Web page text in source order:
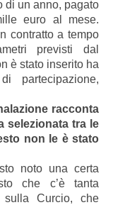
di un anno, pagato
euro al mese.
contratto a tempo
previsti dal
è stato inserito ha
partecipazione,
racconta
selezionata tra le
non le è stato
noto una certa
che c’è tanta
sulla Curcio, che